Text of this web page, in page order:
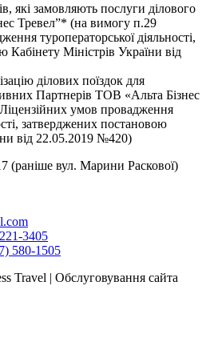
які замовляють послуги ділового
Тревел”* (на вимогу п.29
туроператорської діяльності,
Міністрів України від
ділових поїздок для
Партнерів ТОВ «Альта Бізнес
умов провадження
затверджених постановою
від 22.05.2019 №420)
(раніше вул. Марини Раскової)
3405
580-1505
Travel | Обслуговування сайта